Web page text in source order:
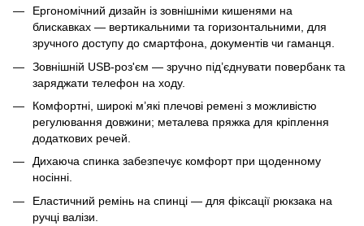
Ергономічний дизайн із зовнішніми кишенями на
блискавках — вертикальними та горизонтальними, для
зручного доступу до смартфона, документів чи гаманця.
Зовнішній USB-роз'єм — зручно під’єднувати повербанк та
заряджати телефон на ходу.
Комфортні, широкі м’які плечові ремені з можливістю
регулювання довжини; металева пряжка для кріплення
додаткових речей.
Дихаюча спинка забезпечує комфорт при щоденному
носінні.
Еластичний ремінь на спинці — для фіксації рюкзака на
ручці валізи.